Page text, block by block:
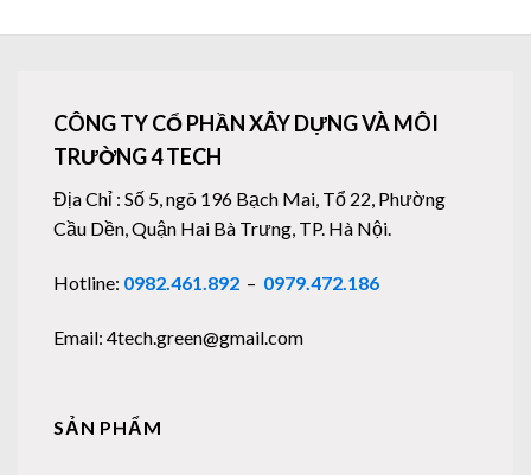
CÔNG TY CỔ PHẦN XÂY DỰNG VÀ MÔI
TRƯỜNG 4 TECH
Địa Chỉ : Số 5, ngõ 196 Bạch Mai, Tổ 22, Phường
Cầu Dền, Quận Hai Bà Trưng, TP. Hà Nội.
Hotline: 0982.461.892 – 0979.472.186
Email: 4tech.green@gmail.com
SẢN PHẨM